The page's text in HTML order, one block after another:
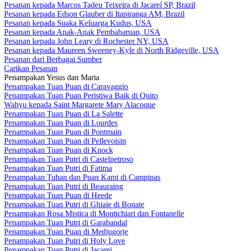
Pesanan kepada Marcos Tadeu Teixeira di Jacareí SP, Brazil
Pesanan kepada Edson Glauber di Itapiranga AM, Brazil
Pesanan kepada Suaka Keluarga Kudus, USA
Pesanan kepada Anak-Anak Pembaharuan, USA
Pesanan kepada John Leary di Rochester NY, USA
Pesanan kepada Maureen Sweeney-Kyle di North Ridgeville, USA
Pesanan dari Berbagai Sumber
Carikan Pesanan
Penampakan Yesus dan Maria
Penampakan Tuan Puan di Caravaggio
Penampakan Tuan Puan Peristiwa Baik di Quito
Wahyu kepada Saint Margarete Mary Alacoque
Penampakan Tuan Puan di La Salette
Penampakan Tuan Puan di Lourdes
Penampakan Tuan Puan di Pontmain
Penampakan Tuan Puan di Pellevoisin
Penampakan Tuan Puan di Knock
Penampakan Tuan Putri di Castelpetroso
Penampakan Tuan Putri di Fatima
Penampakan Tuhan dan Puan Kami di Campinas
Penampakan Tuan Putri di Beauraing
Penampakan Tuan Puan di Heede
Penampakan Tuan Putri di Ghiaie di Bonate
Penampakan Rosa Mistica di Montichiari dan Fontanelle
Penampakan Tuan Putri di Garabandal
Penampakan Tuan Puan di Medjugorje
Penampakan Tuan Putri di Holy Love